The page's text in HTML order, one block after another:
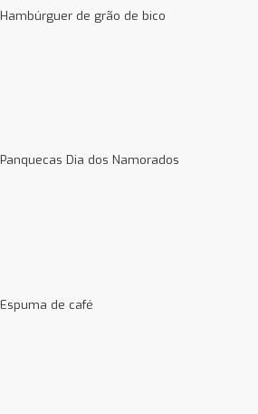
Hambúrguer de grão de bico
Panquecas Dia dos Namorados
Espuma de café